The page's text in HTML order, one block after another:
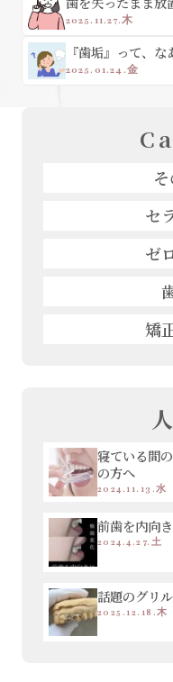
2025.11.27.木
『歯垢』って、な
2025.01.24.金
セ
ゼ
矯
寝ている間
の方へ
2024.11.13.水
前歯を内向
2024.4.27.土
話題のグリ
2025.12.18.木